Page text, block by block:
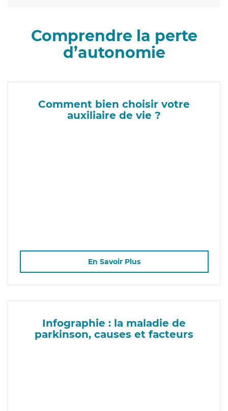
Comprendre la perte
d’autonomie
Comment bien choisir votre
auxiliaire de vie ?
En Savoir Plus
Infographie : la maladie de
parkinson, causes et facteurs